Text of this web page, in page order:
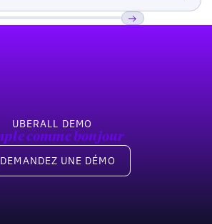
UBERALL DEMO
comme bonjour
une démo
DEMANDEZ UNE DÉMO